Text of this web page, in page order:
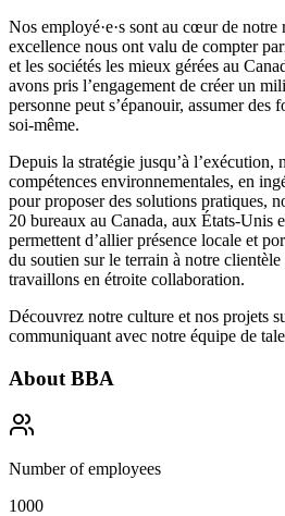
Nos employé·e·s sont au cœur de
excellence nous ont valu de compter
et les sociétés les mieux gérées au
avons pris l’engagement de créer un
personne peut s’épanouir, assumer des
soi-même.
Depuis la stratégie jusqu’à l’exécution,
compétences environnementales, en
pour proposer des solutions pratiques,
20 bureaux au Canada, aux États-Unis
permettent d’allier présence locale et
du soutien sur le terrain à notre
travaillons en étroite collaboration.
Découvrez notre culture et nos projets
communiquant avec notre équipe de
About BBA
Number of employees
1000